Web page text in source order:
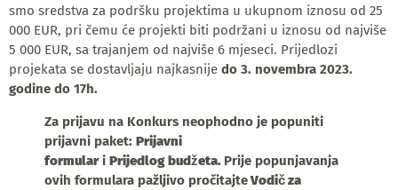
smo sredstva za podršku projektima u ukupnom iznosu od 25
000 EUR, pri čemu će projekti biti podržani u iznosu od najviše
5 000 EUR, sa trajanjem od najviše 6 mjeseci. Prijedlozi
projekata se dostavljaju najkasnije do 3. novembra 2023.
godine do 17h.
Za prijavu na Konkurs neophodno je popuniti
prijavni paket: Prijavni
formulari Prijedlogbudžeta. Prije popunjavanja
ovih formulara pažljivo pročitajteVodič za